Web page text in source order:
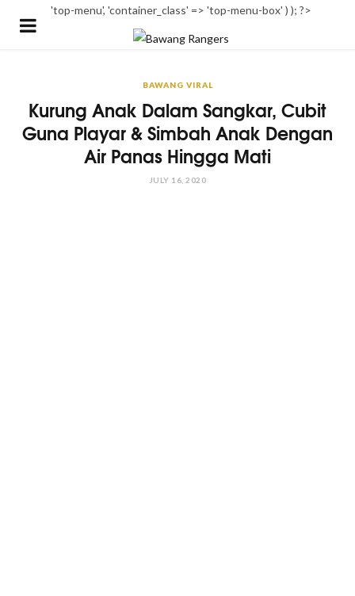
'top-menu', 'container_class' => 'top-menu-box' ) ); ?>
BAWANG VIRAL
Kurung Anak Dalam Sangkar, Cubit
Guna Playar & Simbah Anak Dengan
Air Panas Hingga Mati
JULY 16, 2020